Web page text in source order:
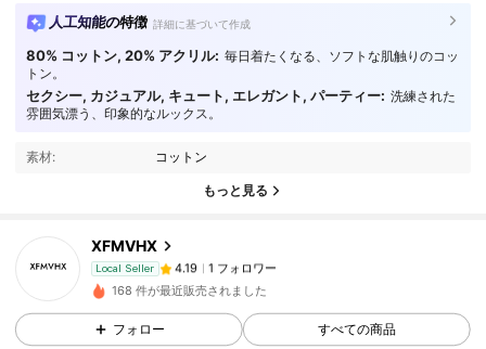
人工知能の特徴 詳細に基づいて作成
80% コットン, 20% アクリル: 毎日着たくなる、ソフトな肌触りのコッ
トン。
セクシー, カジュアル, キュート, エレガント, パーティー: 洗練された
雰囲気漂う、印象的なルックス。
素材: コットン
もっと見る
XFMVHX
Local Seller 4.19
1 フォロワー
1***3が1日前 にフォローしました
1 フォロワー
168 件が最近販売されました
フォロー すべての商品